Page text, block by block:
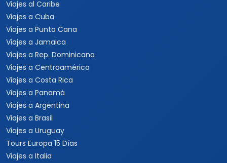
Viajes al Caribe
Viajes a Cuba
Viajes a Punta Cana
Viajes a Jamaica
Viajes a Rep. Dominicana
Viajes a Centroamérica
Viajes a Costa Rica
Viajes a Panamá
Viajes a Argentina
Viajes a Brasil
Viajes a Uruguay
Tours Europa 15 Días
Viajes a Italia